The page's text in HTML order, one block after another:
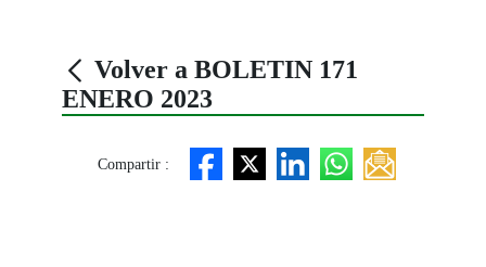
Volver a BOLETIN 171
ENERO 2023
Compartir :